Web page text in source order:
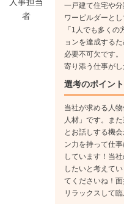
者
一戸建て住宅や
ワービルダーと
「1人でも多く
ョンを達成する
必要不可欠です
寄り添う仕事が
選考のポイント
当社が求める人
人材」です。ま
とお話しする機
ン力を持って仕
しています！当
したいと考えて
てくださいね！面
リラックスして